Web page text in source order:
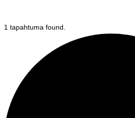
1 tapahtuma found.